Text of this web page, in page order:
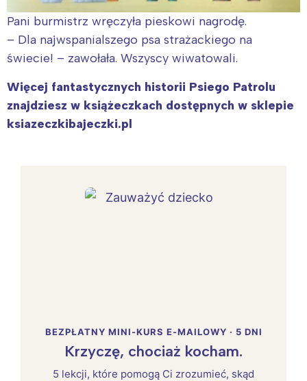
Pani burmistrz wręczyła pieskowi nagrodę.
– Dla najwspanialszego psa strażackiego na
świecie! – zawołała. Wszyscy wiwatowali.
Więcej fantastycznych historii Psiego Patrolu
znajdziesz w książeczkach dostępnych w sklepie
ksiazeczkibajeczki.pl
BEZPŁATNY MINI-KURS E-MAILOWY · 5 DNI
Krzyczę, chociaż kocham.
5 lekcji, które pomogą Ci zrozumieć, skąd
Interesują mnie wydarzenia z
tego regionu: